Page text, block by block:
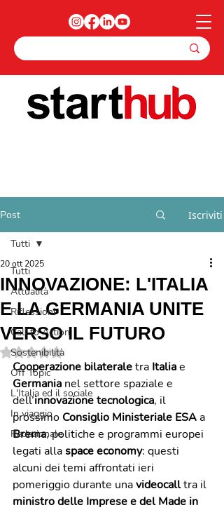
Post Iscriviti
Tutti
Attualità
Riflessioni
Call to Action
Sostenibilità
Off Topic
L'Italia ed il sociale
In viaggio
Redazionale
Tutti
INNOVAZIONE: L'ITALIA
E LA GERMANIA UNITE
VERSO IL FUTURO
20 ott 2025
Valutazione NaN stelle su 5.
Cooperazione bilaterale tra Italia e
Germania nel settore spaziale e
dell’innovazione tecnologica, il
prossimo Consiglio Ministeriale ESA a
Brema, politiche e programmi europei
legati alla space economy: questi
alcuni dei temi affrontati ieri
pomeriggio durante una videocall tra il
ministro delle Imprese e del Made in